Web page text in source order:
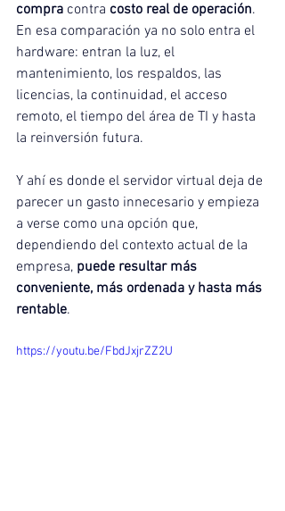
compra contra costo real de operación.
En esa comparación ya no solo entra el
hardware: entran la luz, el
mantenimiento, los respaldos, las
licencias, la continuidad, el acceso
remoto, el tiempo del área de TI y hasta
la reinversión futura.
Y ahí es donde el servidor virtual deja de
parecer un gasto innecesario y empieza
a verse como una opción que,
dependiendo del contexto actual de la
empresa, puede resultar más
conveniente, más ordenada y hasta más
rentable.
https://youtu.be/FbdJxjrZZ2U